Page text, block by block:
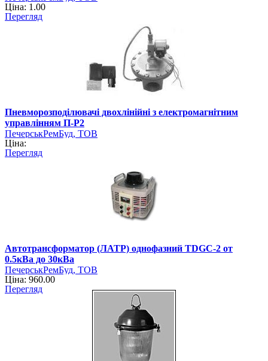
Ціна: 1.00
Перегляд
Пневморозподілювачі двохлінійні з електромагнітним
управлінням П-Р2
ПечерськРемБуд, ТОВ
Ціна:
Перегляд
Автотрансформатор (ЛАТР) однофазний TDGC-2 от
0.5кВа до 30кВа
ПечерськРемБуд, ТОВ
Ціна: 960.00
Перегляд